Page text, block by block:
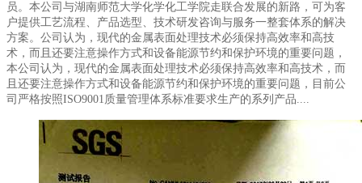
员。本公司与湖南师范大学化学化工学院走联合发展的新路，可为客
户提供工艺流程、产品选型、技术研发咨询与服务一整套体系的解决
方案。公司认为，现代的金属表面处理技术必须保持高效率和高技
术，而且还要注意操作方式和设备能源节约和保护环境的重要问题，
本公司认为，现代的金属表面处理技术必须保持高效率和高技术，而
且还要注意操作方式和设备能源节约和保护环境的重要问题，目前公
司严格按照ISO9001质量管理体系标准要求生产的系列产品....